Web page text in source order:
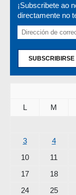
¡Subscribete ao
directamente no
SUBSCRIBIRSE
L M
3
4
10
11
17
18
24
25